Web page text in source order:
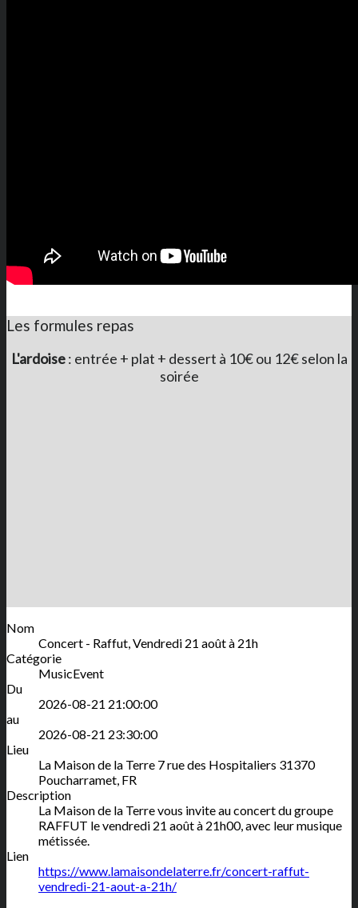
Les formules repas
L'ardoise: entrée + plat + dessert à 10€ ou 12€ selon la
soirée
Nom
Concert - Raffut, Vendredi 21 août à 21h
Catégorie
MusicEvent
Du
2026-08-21 21:00:00
au
2026-08-21 23:30:00
Lieu
La Maison de la Terre 7 rue des Hospitaliers 31370
Poucharramet, FR
Description
La Maison de la Terre vous invite au concert du groupe
RAFFUT le vendredi 21 août à 21h00, avec leur musique
métissée.
Lien
https://www.lamaisondelaterre.fr/concert-raffut-
vendredi-21-aout-a-21h/